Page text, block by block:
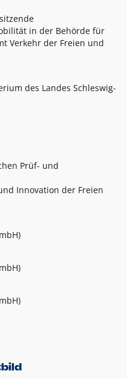
in der Behörde für
Verkehr der Freien und
des Landes Schleswig-
Prüf- und
Innovation der Freien